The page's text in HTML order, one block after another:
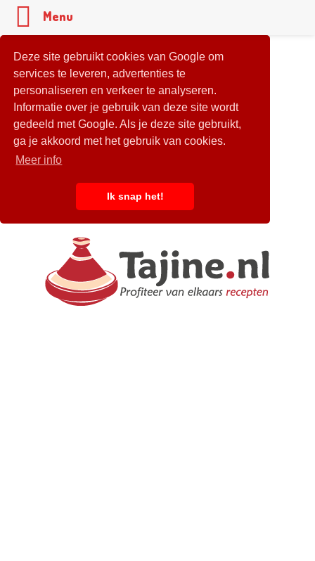
Deze site gebruikt cookies van Google om
services te leveren, advertenties te
personaliseren en verkeer te analyseren.
Informatie over je gebruik van deze site wordt
gedeeld met Google. Als je deze site gebruikt,
ga je akkoord met het gebruik van cookies.
Meer info
Ik snap het!
Menu